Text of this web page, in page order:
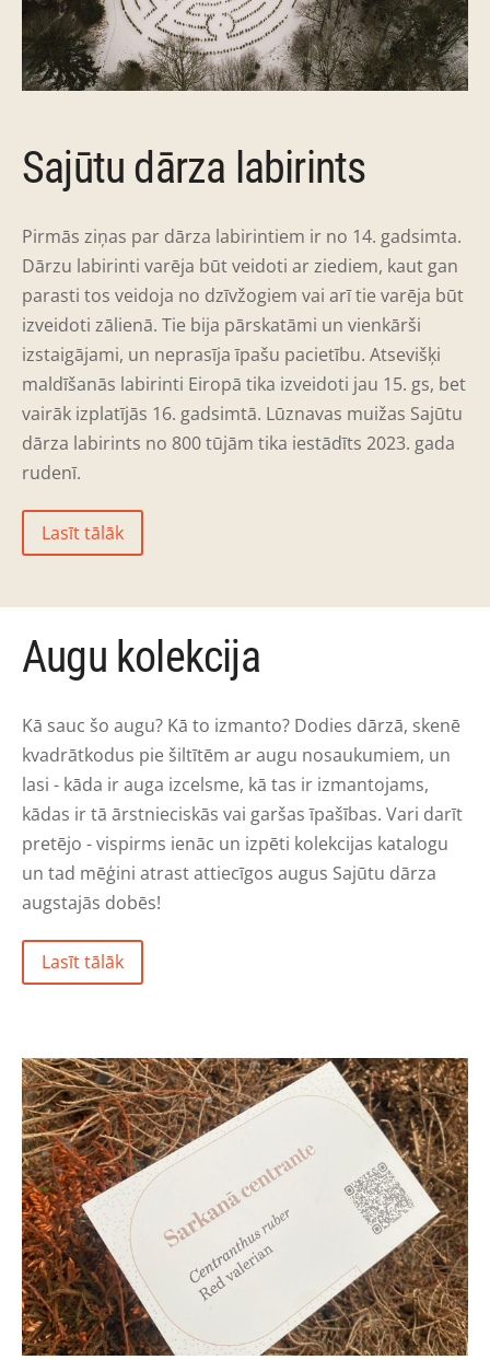
Sajūtu dārza labirints
Pirmās ziņas par dārza labirintiem ir no 14. gadsimta.
Dārzu labirinti varēja būt veidoti ar ziediem, kaut gan
parasti tos veidoja no dzīvžogiem vai arī tie varēja būt
izveidoti zālienā. Tie bija pārskatāmi un vienkārši
izstaigājami, un neprasīja īpašu pacietību. Atsevišķi
maldīšanās labirinti Eiropā tika izveidoti jau 15. gs, bet
vairāk izplatījās 16. gadsimtā. Lūznavas muižas Sajūtu
dārza labirints no 800 tūjām tika iestādīts 2023. gada
rudenī.
Lasīt tālāk
Augu kolekcija
Kā sauc šo augu? Kā to izmanto? Dodies dārzā, skenē
kvadrātkodus pie šiltītēm ar augu nosaukumiem, un
lasi - kāda ir auga izcelsme, kā tas ir izmantojams,
kādas ir tā ārstnieciskās vai garšas īpašības. Vari darīt
pretējo - vispirms ienāc un izpēti kolekcijas katalogu
un tad mēģini atrast attiecīgos augus Sajūtu dārza
augstajās dobēs!
Lasīt tālāk